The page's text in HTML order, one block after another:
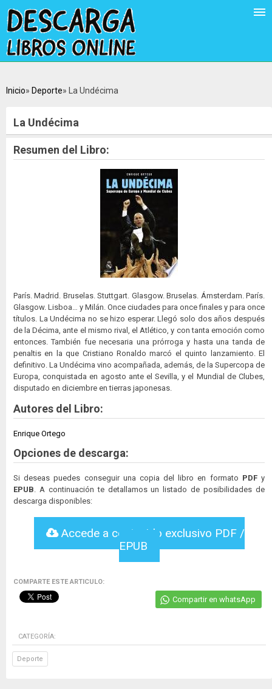
Inicio Deporte La Undécima
La Undécima
Resumen del Libro:
París. Madrid. Bruselas. Stuttgart. Glasgow. Bruselas. Ámsterdam. París.
Glasgow. Lisboa… y Milán. Once ciudades para once finales y para once
títulos. La Undécima no se hizo esperar. Llegó solo dos años después
de la Décima, ante el mismo rival, el Atlético, y con tanta emoción como
entonces. También fue necesaria una prórroga y hasta una tanda de
penaltis en la que Cristiano Ronaldo marcó el quinto lanzamiento. El
definitivo. La Undécima vino acompañada, además, de la Supercopa de
Europa, conquistada en agosto ante el Sevilla, y el Mundial de Clubes,
disputado en diciembre en tierras japonesas.
Autores del Libro:
Enrique Ortego
Opciones de descarga:
Si deseas puedes conseguir una copia del libro en formato PDFy
EPUB . A continuación te detallamos un listado de posibilidades de
descarga disponibles:
Accede a contenido exclusivo PDF /
EPUB
COMPARTE ESTE ARTICULO:
Compartir en whatsApp
CATEGORÍA:
Deporte